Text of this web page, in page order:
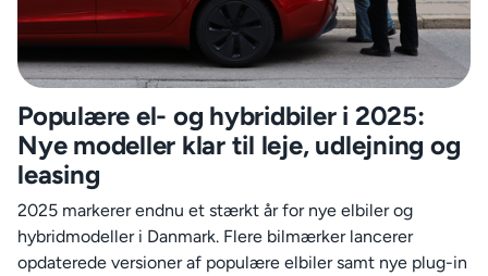
Populære el- og hybridbiler i 2025:
Nye modeller klar til leje, udlejning og
leasing
2025 markerer endnu et stærkt år for nye elbiler og
hybridmodeller i Danmark. Flere bilmærker lancerer
opdaterede versioner af populære elbiler samt nye plug-in